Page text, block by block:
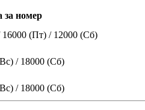
за номер
(Пт) / 12000 (Сб)
/ 18000 (Сб)
/ 18000 (Сб)